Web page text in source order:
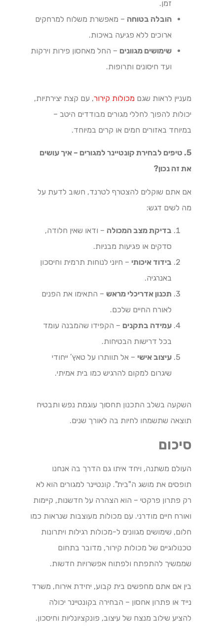
זמן.
הובלה בטוחה – מאפשרת משלוח למרחקים
ארוכים ללא פגיעה באיכות.
שימושים מגוונים – החל מאחסון פירות וירקות
ועד חיסונים ותרופות.
מעניין לראות שגם מכולות קירור, עם קצת יצירתיות,
יכולות להפוך לחללי מגורים מבודדים היטב –
במיוחד באזורים חמים או קרים במיוחד.
5. טיפים לבחירת קונטיינר למגורים – איך עושים
את זה נכון?
אם אתם שוקלים להצטרף לטרנד, חשוב לדעת על
מה לשים דגש:
בדיקת מצב המכולה – ודאו שאין חלודה,
סדקים או פגיעות מבניות.
בידוד איכותי – חיוני לנוחות תרמית וחיסכון
באנרגיה.
תכנון אדריכלי מראש – התאימו את הפנים
לאורח החיים שלכם.
עמידה בתקנים – הקפידו שהמבנה עומד
בכל דרישות הבטיחות.
עיצוב אישי – אל תוותרו על טאץ’ ייחודי
שיגרום למקום להרגיש כמו בית אמיתי.
השקעה בשלב התכנון תחסוך עוגמת נפש ותבטיח
תוצאה שתשמחו לחיות בה לאורך שנים.
סיכום
העולם משתנה, ויחד איתו גם הדרך בה אנחנו
תופסים את מושג ה"בית". קונטיינר למגורים הוא לא
רק פתרון פרקטי – הוא הצהרה על חדשנות, קיימות
ואורח חיים מודרני. עם מכולות מעוצבות שנראות כמו
חלום, שימושים מגוונים ל-מכולות רגילות ויתרונות
טכנולוגיים של מכולות קירור, מדובר בתחום
שממשיך להתפתח ולפתוח אפשרויות חדשות.
בין אם אתם מחפשים בית קבוע, יחידת אירוח, משרד
נייד או פתרון אחסון – הבחירה בקונטיינר יכולה
להציע שילוב מנצח של עיצוב, פונקציונליות וחיסכון.